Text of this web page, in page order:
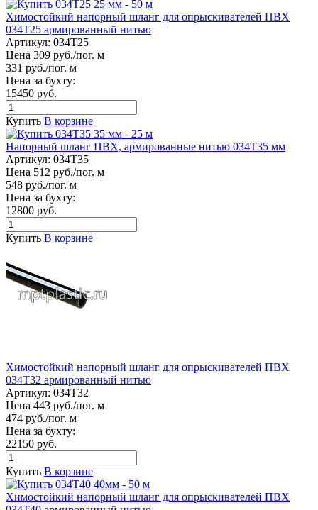
Химостойкий напорный шланг для опрыскивателей ПВХ
034Т25 армированный нитью
Артикул: 034Т25
Цена 309 руб./пог. м
331 руб./пог. м
Цена за бухту:
15450 руб.
Купить В корзине
Напорный шланг ПВХ, армированные нитью 034Т35 мм
Артикул: 034Т35
Цена 512 руб./пог. м
548 руб./пог. м
Цена за бухту:
12800 руб.
Купить В корзине
Химостойкий напорный шланг для опрыскивателей ПВХ
034Т32 армированный нитью
Артикул: 034Т32
Цена 443 руб./пог. м
474 руб./пог. м
Цена за бухту:
22150 руб.
Купить В корзине
Химостойкий напорный шланг для опрыскивателей ПВХ